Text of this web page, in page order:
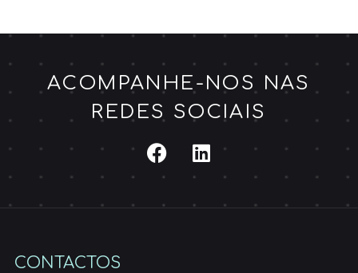
ACOMPANHE-NOS NAS
REDES SOCIAIS
CONTACTOS